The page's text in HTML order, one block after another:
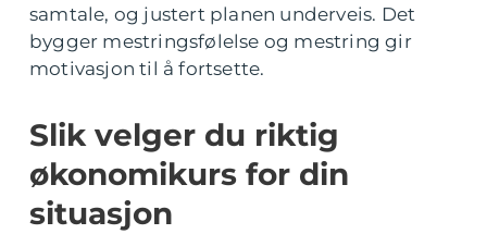
samtale, og justert planen underveis. Det
bygger mestringsfølelse og mestring gir
motivasjon til å fortsette.
Slik velger du riktig
økonomikurs for din
situasjon